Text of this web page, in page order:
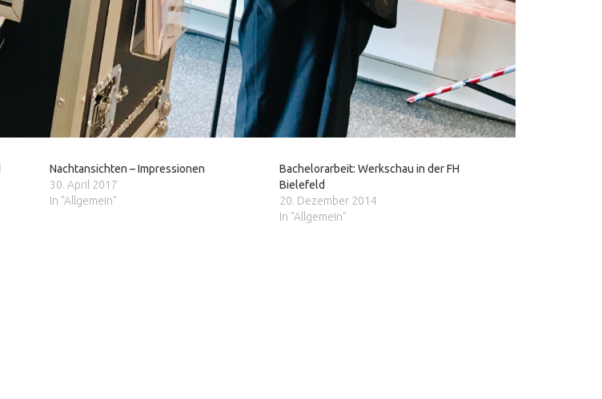
Nachtansichten – Impressionen
30. April 2017
In "Allgemein"
Bachelorarbeit: Werkschau in der FH
Bielefeld
20. Dezember 2014
In "Allgemein"